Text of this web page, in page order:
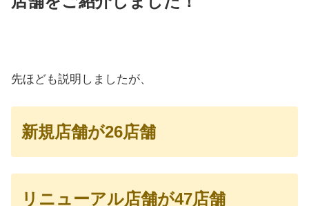
先ほども説明しましたが、
新規店舗が26店舗
リニューアル店舗が47店舗